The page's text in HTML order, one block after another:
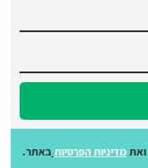
ואתמדיניות הפרטיות באתר.